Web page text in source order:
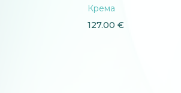
Крема
127.00 €